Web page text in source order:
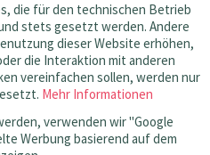
die für den technischen Betrieb
stets gesetzt werden. Andere
dieser Website erhöhen,
die Interaktion mit anderen
vereinfachen sollen, werden nur
Mehr Informationen
verwenden wir "Google
Werbung basierend auf dem